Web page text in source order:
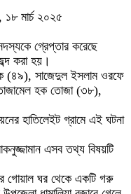
মার্চ ২০২৫
গ্রেপ্তার করেছে
করা হয়।
(৪৯), সাজেদুল ইসলাম ওরফে
হক তোজা (৩৮),
হাতিলেইট গ্রামে এই ঘটনা
এসব তথ্য বিষয়টি
গোয়াল ঘর থেকে একটি গরু